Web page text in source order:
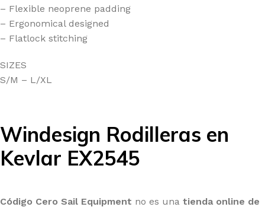
– Flexible neoprene padding
– Ergonomical designed
– Flatlock stitching
SIZES
S/M – L/XL
Windesign Rodilleras en
Kevlar EX2545
Código Cero Sail Equipment no es una tienda online de